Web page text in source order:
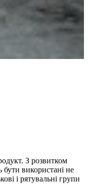
З розвитком
використані не
і рятувальні групи